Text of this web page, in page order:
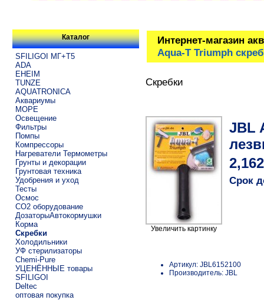
Каталог
SFILIGOI МГ+Т5
ADA
EHEIM
TUNZE
AQUATRONICA
Аквариумы
МОРЕ
Освещение
Фильтры
Помпы
Компрессоры
Нагреватели Термометры
Грунты и декорации
Грунтовая техника
Удобрения и уход
Тесты
Осмос
CO2 оборудование
ДозаторыАвтокормушки
Корма
Скребки
Холодильники
УФ стерилизаторы
Chemi-Pure
УЦЕНЁННЫЕ товары
SFILIGOI
Deltec
оптовая покупка
Интернет-магазин
Aqua-T Triumph
Скребки
Увеличить картинку
JBL
Срок
Артикул: JBL6152100
Производитель: JBL